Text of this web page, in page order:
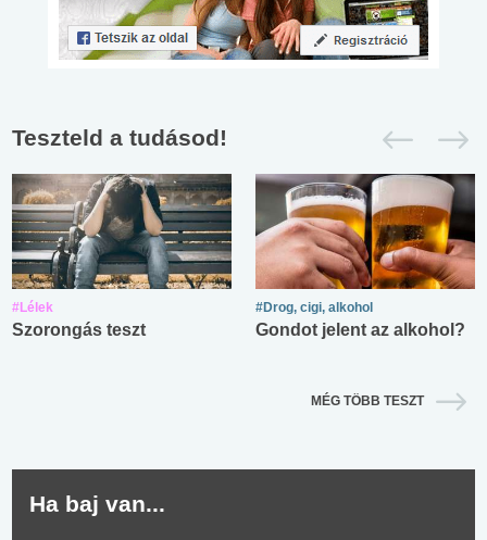
Teszteld a tudásod!
#Lélek
Szorongás teszt
#Drog, cigi, alkohol
Gondot jelent az alkohol?
MÉG TÖBB TESZT
Ha baj van...